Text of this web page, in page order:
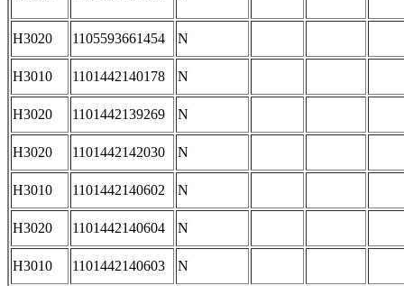
H3020 1105593661454 N
H3010 1101442140178 N
H3020 1101442139269 N
H3020 1101442142030 N
H3010 1101442140602 N
H3020 1101442140604 N
H3010 1101442140603 N